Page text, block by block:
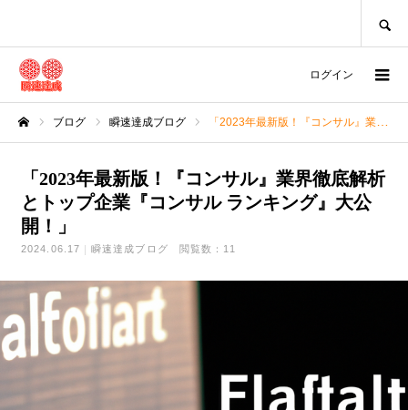
ログイン
ブログ 瞬速達成ブログ 「2023年最新版！『コンサル』業界徹底解析とトップ企業『コンサル ランキング』大公開！」
「2023年最新版！『コンサル』業界徹底解析
とトップ企業『コンサル ランキング』大公
開！」
2024.06.17 瞬速達成ブログ 閲覧数：11